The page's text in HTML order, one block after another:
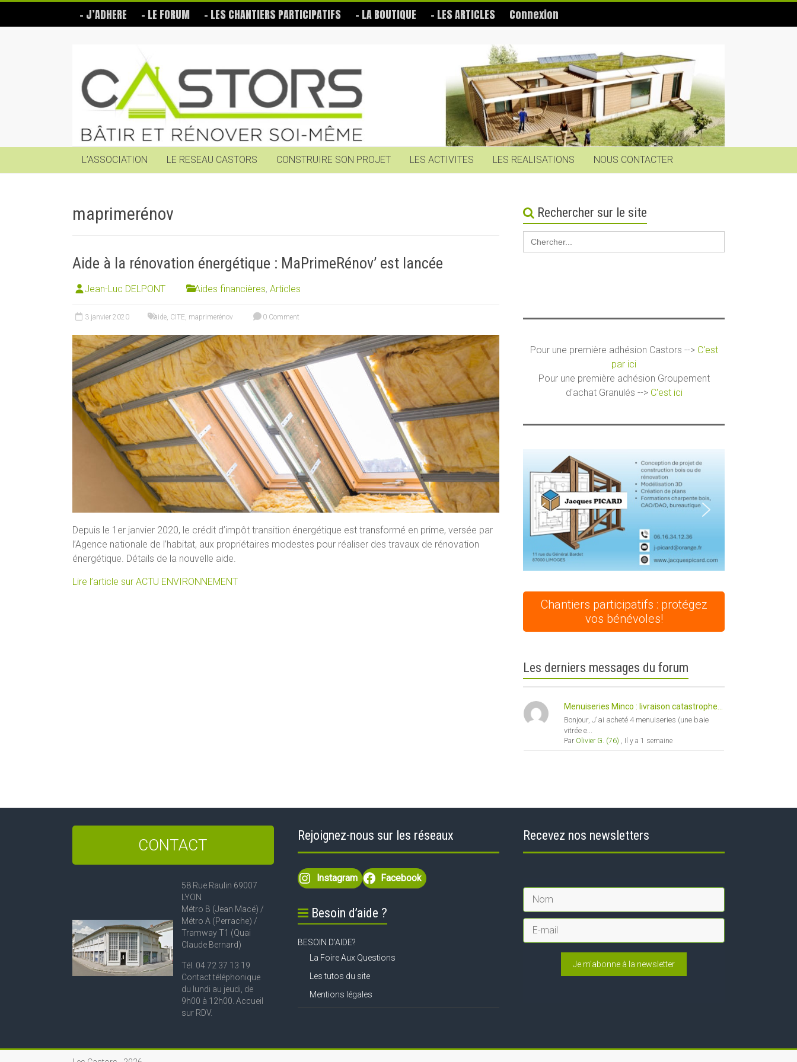
content
– J’ADHERE – LE FORUM – LES CHANTIERS PARTICIPATIFS – LA BOUTIQUE – LES ARTICLES Connexion
Castors
Bâtir
soi-
même
L’ASSOCIATION
LE RESEAU CASTORS CONSTRUIRE SON PROJET LES ACTIVITES LES REALISATIONS NOUS CONTACTER
maprimerénov
Aide à la rénovation énergétique : MaPrimeRénov’ est lancée
Jean-Luc DELPONT Aides financières, Articles
3 janvier 2020 aide CITE maprimerénov 0 Comment
Depuis le 1er janvier 2020, le crédit d’impôt transition énergétique est transformé en prime, versée par
l’Agence nationale de l’habitat, aux propriétaires modestes pour réaliser des travaux de rénovation
énergétique. Détails de la nouvelle aide.
Lire l’article sur ACTU ENVIRONNEMENT
Rechercher sur le site
Search
for:
Pour une première adhésion Castors --> C'est
par ici
Pour une première adhésion Groupement
d'achat Granulés --> C'est ici
Chantiers participatifs : protégez
vos bénévoles!
Les derniers messages du forum
Menuiseries Minco : livraison catastrophe...
Bonjour, J'ai acheté 4 menuiseries (une baie
vitrée e...
Par Olivier G. (76) Il y a 1 semaine
CONTACT
58 Rue Raulin 69007
LYON
Métro B (Jean Macé) /
Métro A (Perrache) /
Tramway T1 (Quai
Claude Bernard)
Tél. 04 72 37 13 19
Contact téléphonique
du lundi au jeudi, de
9h00 à 12h00. Accueil
sur RDV.
Rejoignez-nous sur les réseaux
Instagram Facebook
Besoin d’aide ?
BESOIN D’AIDE?
La Foire Aux Questions
Les tutos du site
Mentions légales
Recevez nos newsletters
Je m'abonne à la newsletter